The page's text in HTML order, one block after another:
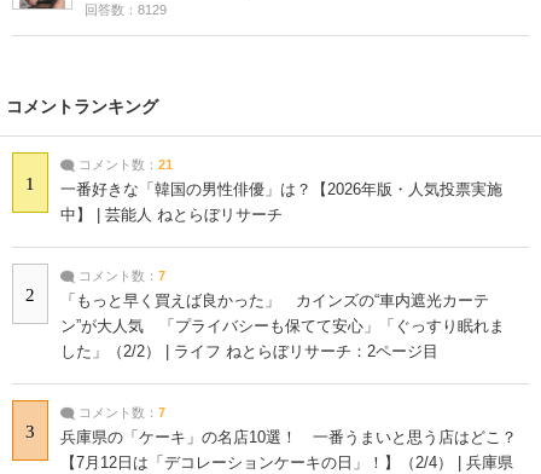
回答数：8129
コメントランキング
1
コメント数： 21
一番好きな「韓国の男性俳優」は？【2026年版・人気投票実施
中】 | 芸能人 ねとらぼリサーチ
2
コメント数： 7
「もっと早く買えば良かった」 カインズの“車内遮光カーテ
ン”が大人気 「プライバシーも保てて安心」「ぐっすり眠れま
した」（2/2） | ライフ ねとらぼリサーチ：2ページ目
3
コメント数： 7
兵庫県の「ケーキ」の名店10選！ 一番うまいと思う店はどこ？
【7月12日は「デコレーションケーキの日」！】（2/4） | 兵庫県